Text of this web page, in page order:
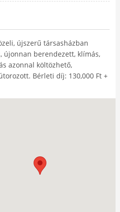
újszerű társasházban
újonnan berendezett, klímás,
azonnal költözhető,
Bérleti díj: 130,000 Ft +